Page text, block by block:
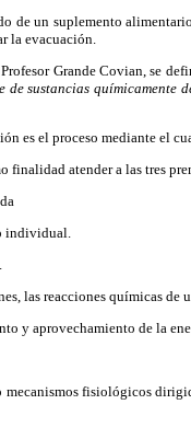
de un suplemento
la evacuación.
Grande Covian, se
de sustancias
es el proceso mediante el
atender a las tres
individual.
las reacciones químicas de
y aprovechamiento de la
fisiológicos